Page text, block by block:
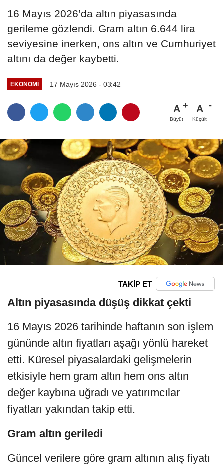
16 Mayıs 2026’da altın piyasasında
gerileme gözlendi. Gram altın 6.644 lira
seviyesine inerken, ons altın ve Cumhuriyet
altını da değer kaybetti.
EKONOMI 17 Mayıs 2026 - 03:42
A
Büyüt
A
Küçült
TAKİP ET
Altın piyasasında düşüş dikkat çekti
16 Mayıs 2026 tarihinde haftanın son işlem
gününde altın fiyatları aşağı yönlü hareket
etti. Küresel piyasalardaki gelişmelerin
etkisiyle hem gram altın hem ons altın
değer kaybına uğradı ve yatırımcılar
fiyatları yakından takip etti.
Gram altın geriledi
Güncel verilere göre gram altının alış fiyatı